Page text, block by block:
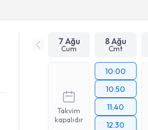
7 Ağu
Cum
8 Ağu
Cmt
Takvim
kapalıdır
10:00
10:50
11:40
12:30